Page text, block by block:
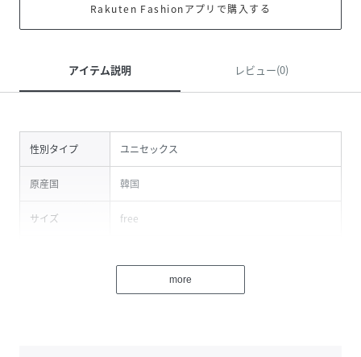
Rakuten Fashionアプリで購入する
アイテム説明 レビュー(0)
性別タイプ ユニセックス
原産国 韓国
サイズ free
PK1037_HBAFF2504CH101
more